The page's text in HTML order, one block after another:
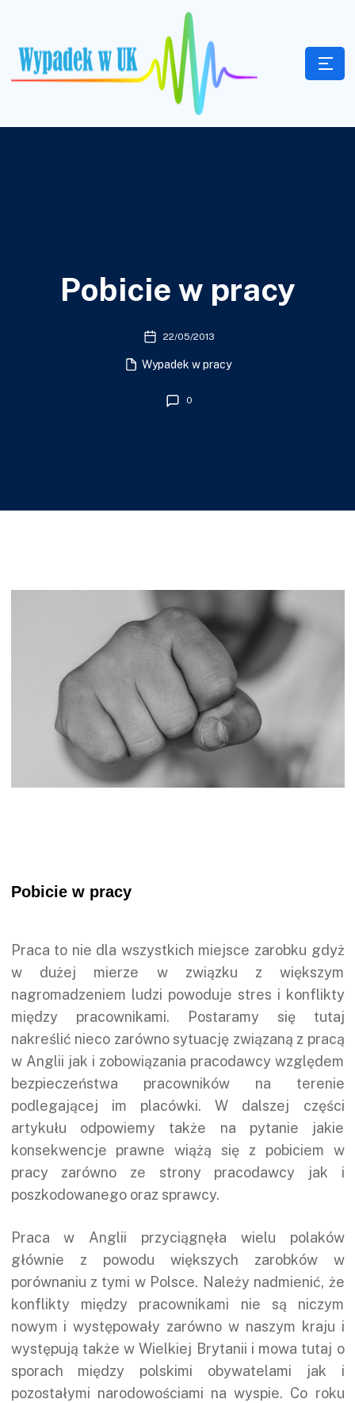
Pobicie w pracy
22/05/2013
Wypadek w pracy
0
Pobicie w pracy
Praca to nie dla wszystkich miejsce zarobku gdyż
w dużej mierze w związku z większym
nagromadzeniem ludzi powoduje stres i konflikty
między pracownikami. Postaramy się tutaj
nakreślić nieco zarówno sytuację związaną z pracą
w Anglii jak i zobowiązania pracodawcy względem
bezpieczeństwa pracowników na terenie
podlegającej im placówki. W dalszej części
artykułu odpowiemy także na pytanie jakie
konsekwencje prawne wiążą się z pobiciem w
pracy zarówno ze strony pracodawcy jak i
poszkodowanego oraz sprawcy.
Praca w Anglii przyciągnęła wielu polaków
głównie z powodu większych zarobków w
porównaniu z tymi w Polsce. Należy nadmienić, że
konflikty między pracownikami nie są niczym
nowym i występowały zarówno w naszym kraju i
występują także w Wielkiej Brytanii i mowa tutaj o
sporach między polskimi obywatelami jak i
pozostałymi narodowościami na wyspie. Co roku